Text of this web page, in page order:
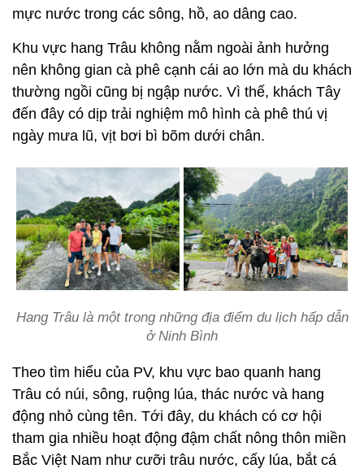
mực nước trong các sông, hồ, ao dâng cao.
Khu vực hang Trâu không nằm ngoài ảnh hưởng
nên không gian cà phê cạnh cái ao lớn mà du khách
thường ngồi cũng bị ngập nước. Vì thế, khách Tây
đến đây có dịp trải nghiệm mô hình cà phê thú vị
ngày mưa lũ, vịt bơi bì bõm dưới chân.
Hang Trâu là một trong những địa điểm du lịch hấp dẫn
ở Ninh Bình
Theo tìm hiểu của PV, khu vực bao quanh hang
Trâu có núi, sông, ruộng lúa, thác nước và hang
động nhỏ cùng tên. Tới đây, du khách có cơ hội
tham gia nhiều hoạt động đậm chất nông thôn miền
Bắc Việt Nam như cưỡi trâu nước, cấy lúa, bắt cá